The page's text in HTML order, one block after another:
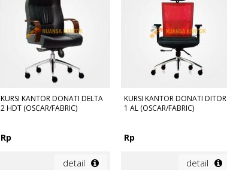
KURSI KANTOR DONATI DELTA
2 HDT (OSCAR/FABRIC)
Rp
detail
KURSI KANTOR DONATI DITOR
1 AL (OSCAR/FABRIC)
Rp
detail